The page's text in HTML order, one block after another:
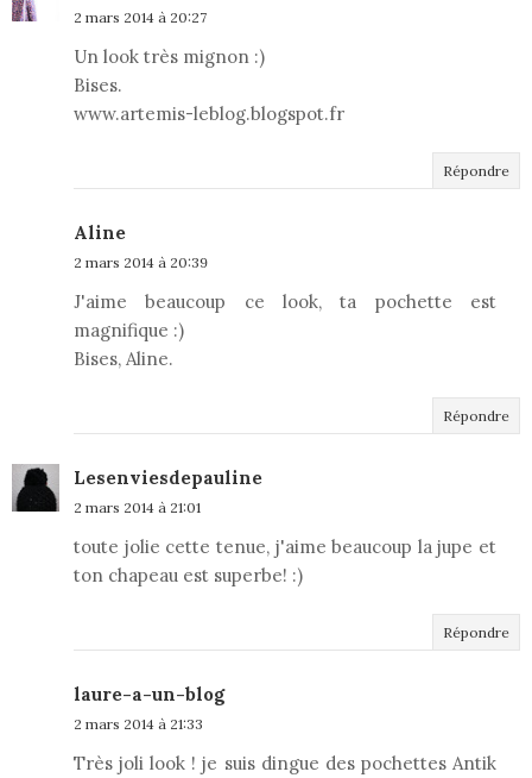
2 mars 2014 à 20:27
Un look très mignon :)
Bises.
www.artemis-leblog.blogspot.fr
Répondre
Aline
2 mars 2014 à 20:39
J'aime beaucoup ce look, ta pochette est
magnifique :)
Bises, Aline.
Répondre
Lesenviesdepauline
2 mars 2014 à 21:01
toute jolie cette tenue, j'aime beaucoup la jupe et
ton chapeau est superbe! :)
Répondre
laure-a-un-blog
2 mars 2014 à 21:33
Très joli look ! je suis dingue des pochettes Antik